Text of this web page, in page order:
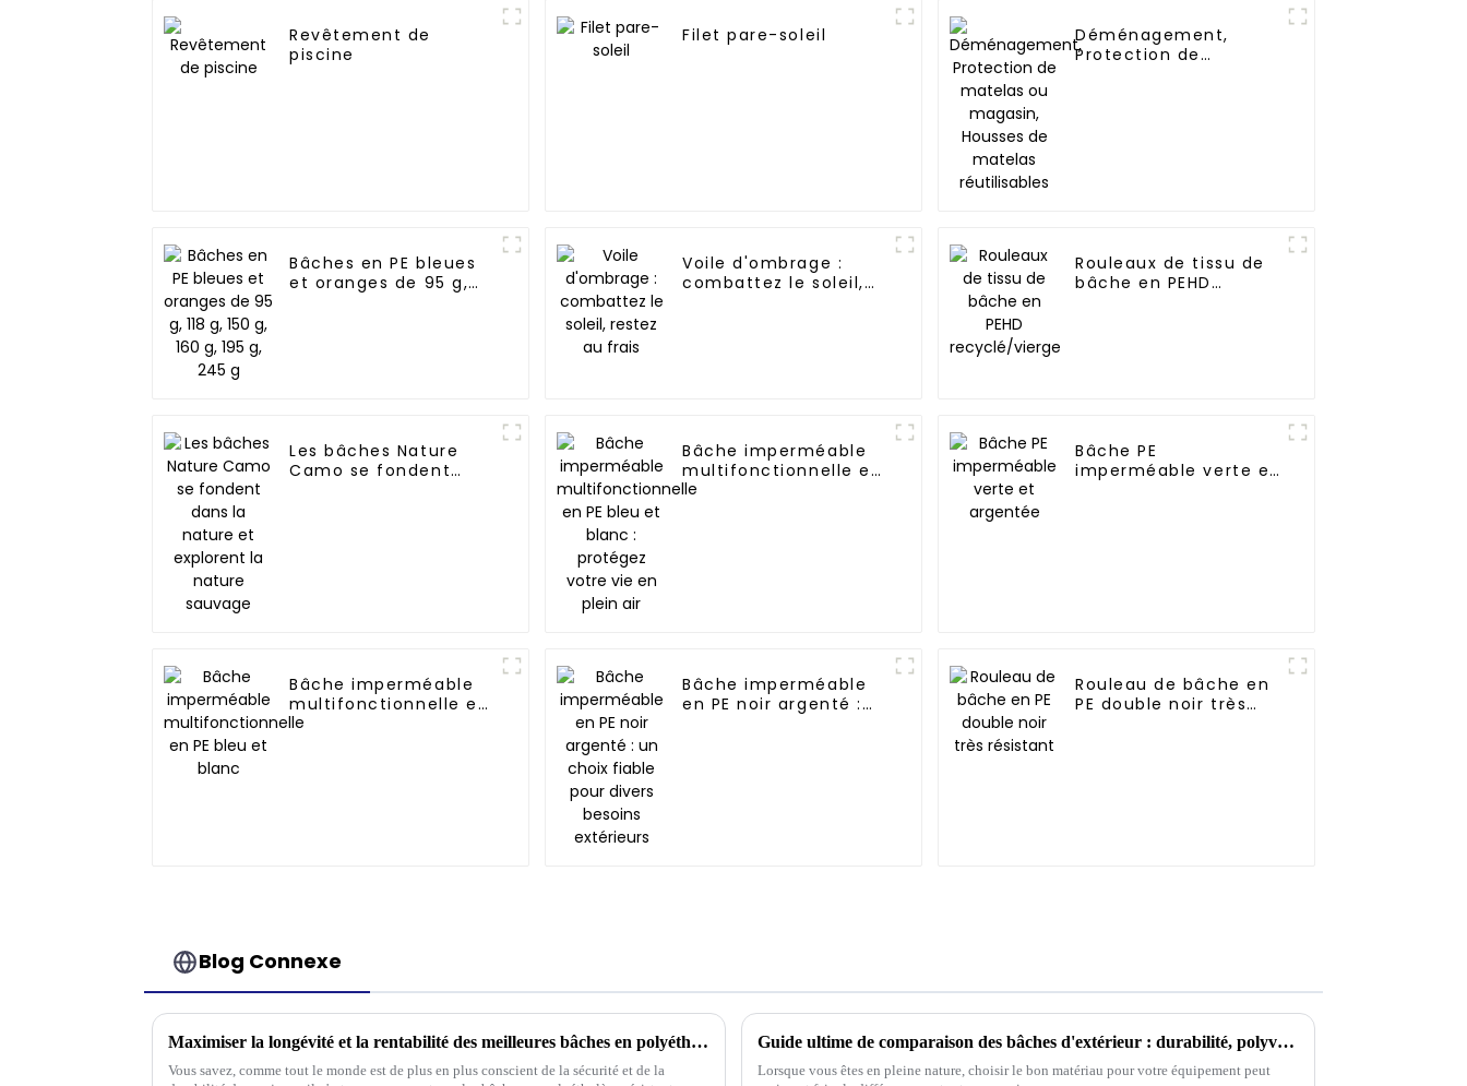
Revêtement de
piscine
Filet pare-soleil
Déménagement,
Protection de
Bâches en PE bleues
et oranges de 95 g,
Voile d'ombrage :
combattez le soleil,
Rouleaux de tissu de
bâche en PEHD
Les bâches Nature
Camo se fondent
Bâche imperméable
multifonctionnelle en
PE bleu et blanc :
Bâche PE
imperméable verte et
Bâche imperméable
multifonctionnelle en
PE bleu et blanc
Bâche imperméable
en PE noir argenté :
Rouleau de bâche en
PE double noir très
Blog Connexe
Maximiser la longévité et la rentabilité des meilleures bâches en polyéthylène ignifuges grâce à un service après-vente expert
Vous savez, comme tout le monde est de plus en plus conscient de la sécurité et de la
Guide ultime de comparaison des bâches d'extérieur : durabilité, polyvalence et rentabilité
Lorsque vous êtes en pleine nature, choisir le bon matériau pour votre équipement peut